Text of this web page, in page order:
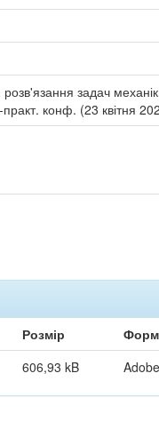
задач
практ. конф. (23
Розмір
606,93 kB